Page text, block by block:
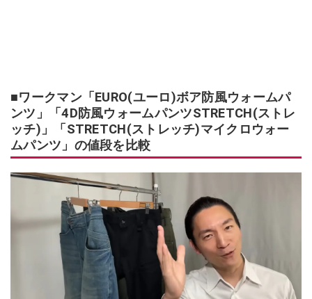
■ワークマン「EURO(ユーロ)ボア防風ウォームパ
ンツ」「4D防風ウォームパンツSTRETCH(ストレ
ッチ)」「STRETCH(ストレッチ)マイクロウォー
ムパンツ」の値段を比較